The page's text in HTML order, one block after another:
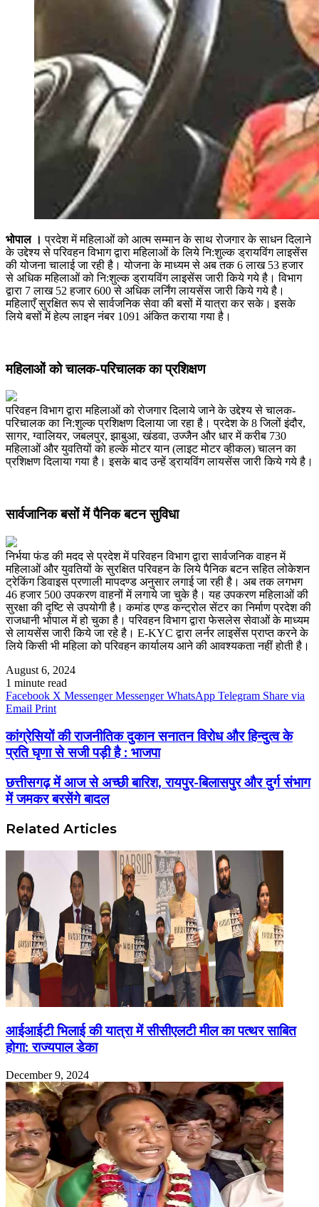
भोपाल । प्रदेश में महिलाओं को आत्म सम्मान के साथ रोजगार के साधन दिलाने
के उद्देश्य से परिवहन विभाग द्वारा महिलाओं के लिये नि:शुल्क ड्रायविंग लाइसेंस
की योजना चालाई जा रही है। योजना के माध्यम से अब तक 6 लाख 53 हजार
से अधिक महिलाओं को नि:शुल्क ड्रायविंग लाइसेंस जारी किये गये है। विभाग
द्वारा 7 लाख 52 हजार 600 से अधिक लर्निंग लायसेंस जारी किये गये है।
महिलाएँ सुरक्षित रूप से सार्वजनिक सेवा की बसों में यात्रा कर सके। इसके
लिये बसों में हेल्प लाइन नंबर 1091 अंकित कराया गया है।
महिलाओं को चालक-परिचालक का प्रशिक्षण
परिवहन विभाग द्वारा महिलाओं को रोजगार दिलाये जाने के उद्देश्य से चालक-
परिचालक का नि:शुल्क प्रशिक्षण दिलाया जा रहा है। प्रदेश के 8 जिलों इंदौर,
सागर, ग्वालियर, जबलपुर, झाबुआ, खंडवा, उज्जैन और धार में करीब 730
महिलाओं और युवतियों को हल्के मोटर यान (लाइट मोटर व्हीकल) चालन का
प्रशिक्षण दिलाया गया है। इसके बाद उन्हें ड्रायविंग लायसेंस जारी किये गये है।
सार्वजानिक बसों में पैनिक बटन सुविधा
निर्भया फंड की मदद से प्रदेश में परिवहन विभाग द्वारा सार्वजनिक वाहन में
महिलाओं और युवतियों के सुरक्षित परिवहन के लिये पैनिक बटन सहित लोकेशन
ट्रेकिंग डिवाइस प्रणाली मापदण्ड अनुसार लगाई जा रही है। अब तक लगभग
46 हजार 500 उपकरण वाहनों में लगाये जा चुके है। यह उपकरण महिलाओं की
सुरक्षा की दृष्टि से उपयोगी है। कमांड एण्ड कन्ट्रोल सेंटर का निर्माण प्रदेश की
राजधानी भोपाल में हो चुका है। परिवहन विभाग द्वारा फेसलेस सेवाओं के माध्यम
से लायसेंस जारी किये जा रहे है। E-KYC द्वारा लर्नर लाइसेंस प्राप्त करने के
लिये किसी भी महिला को परिवहन कार्यालय आने की आवश्यकता नहीं होती है।
August 6, 2024
1 minute read
Facebook X Messenger Messenger WhatsApp Telegram Share via
Email Print
कांग्रेसियों की राजनीतिक दुकान सनातन विरोध और हिन्दुत्व के
प्रति घृणा से सजी पड़ी है : भाजपा
छत्तीसगढ़ में आज से अच्छी बारिश, रायपुर-बिलासपुर और दुर्ग संभाग
में जमकर बरसेंगे बादल
Related Articles
आईआईटी भिलाई की यात्रा में सीसीएलटी मील का पत्थर साबित
होगा: राज्यपाल डेका
December 9, 2024